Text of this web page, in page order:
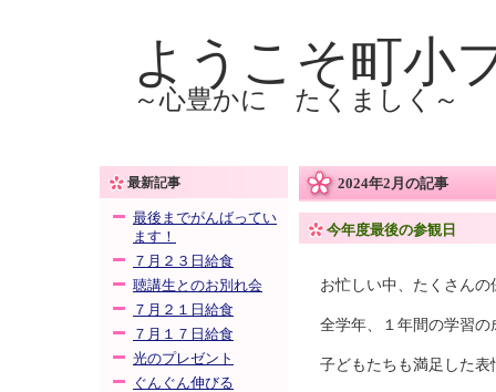
ようこそ町小
～心豊かに たくましく～
最新記事
最後までがんばってい
ます！
７月２３日給食
聴講生とのお別れ会
７月２１日給食
７月１７日給食
光のプレゼント
ぐんぐん伸びる
2024年2月の記事
今年度最後の参観日
お忙しい中、たくさんの
全学年、１年間の学習の
子どもたちも満足した表